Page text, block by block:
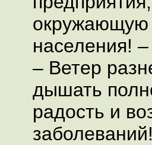
окружающую
населения!
– Ветер
дышать
радость и